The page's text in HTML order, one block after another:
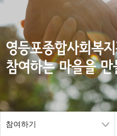
영등포종합사회복
참여하는 마을을 만
참여하기